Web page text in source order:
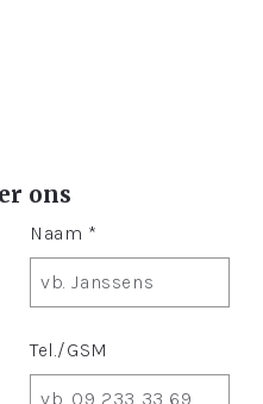
ons
Naam *
Tel./GSM